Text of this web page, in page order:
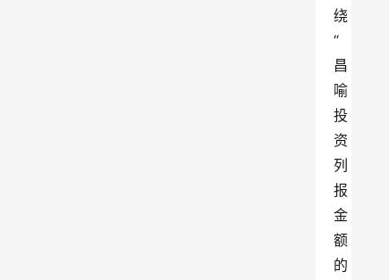
绕
“
昌
喻
投
资
列
报
金
额
的